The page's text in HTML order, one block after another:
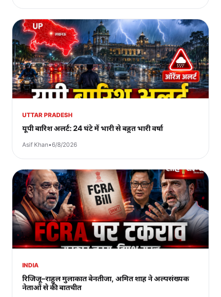
UTTAR PRADESH
यूपी बारिश अलर्ट: 24 घंटे में भारी से बहुत भारी वर्षा
Asif Khan•6/8/2026
INDIA
रिजिजू–राहुल मुलाकात बेनतीजा, अमित शाह ने अल्पसंख्यक
नेताओं से की बातचीत